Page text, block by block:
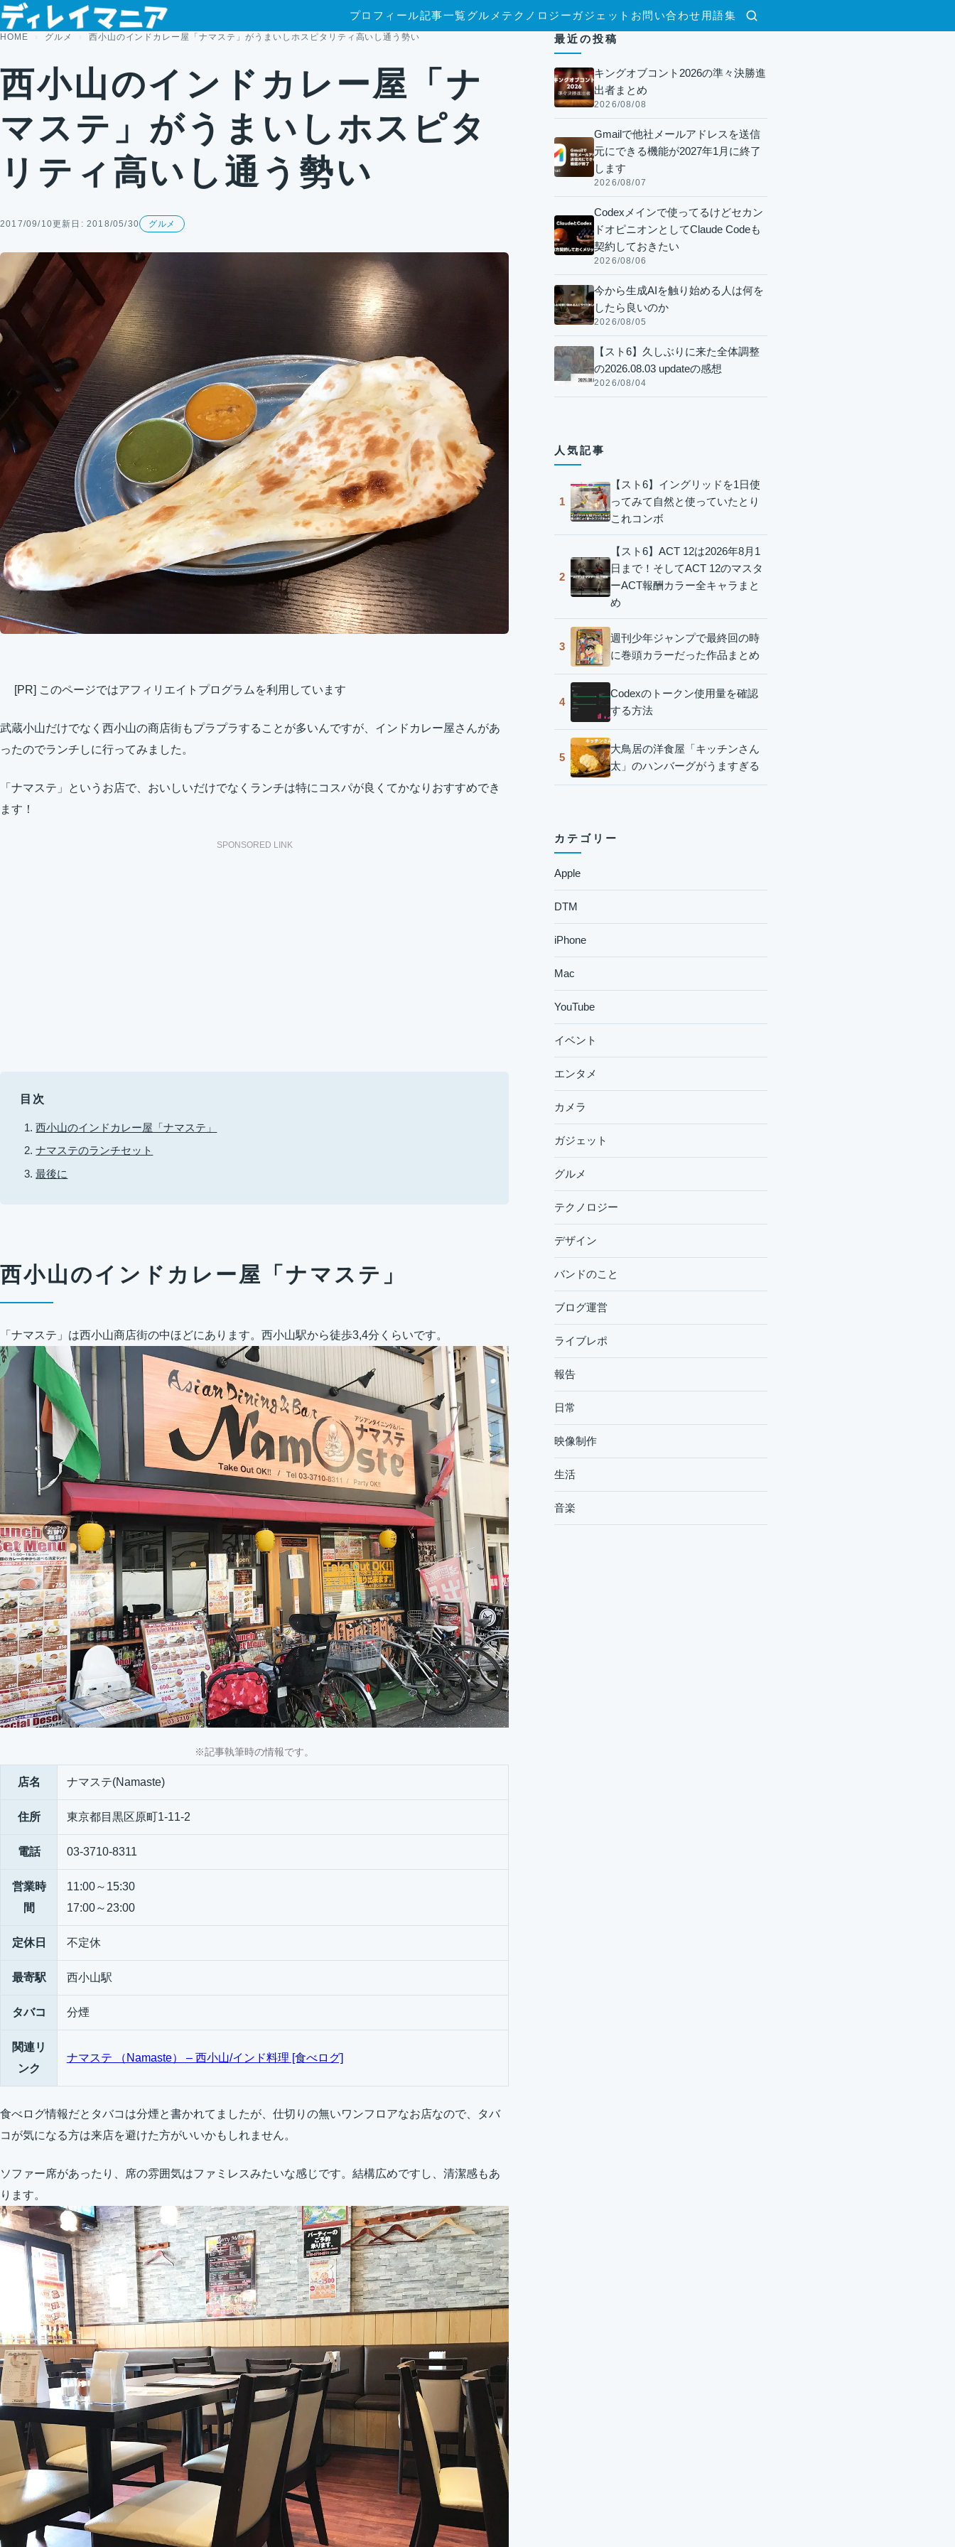
コンテンツへスキップ
検索
プロフィール記事一覧グルメ テクノロジー ガジェット お問い合わせ 用語集
HOME グルメ 西小山のインドカレー屋「ナマステ」がうまいしホスピタリティ高いし通う勢い
西小山のインドカレー屋「ナ
マステ」がうまいしホスピタ
リティ高いし通う勢い
2017/09/10更新日: 2018/05/30 グルメ
[PR] このページではアフィリエイトプログラムを利用しています
武蔵小山だけでなく西小山の商店街もプラプラすることが多いんですが、インドカレー屋さんがあ
ったのでランチしに行ってみました。
「ナマステ」というお店で、おいしいだけでなくランチは特にコスパが良くてかなりおすすめでき
ます！
SPONSORED LINK
目次
西小山のインドカレー屋「ナマステ」
ナマステのランチセット
最後に
西小山のインドカレー屋「ナマステ」
「ナマステ」は西小山商店街の中ほどにあります。西小山駅から徒歩3,4分くらいです。
※記事執筆時の情報です。
店名 ナマステ(Namaste)
住所 東京都目黒区原町1-11-2
電話 03-3710-8311
営業時
間
11:00～15:30
17:00～23:00
定休日 不定休
最寄駅 西小山駅
タバコ 分煙
関連リ
ンク
ナマステ （Namaste） – 西小山/インド料理 [食べログ]
食べログ情報だとタバコは分煙と書かれてましたが、仕切りの無いワンフロアなお店なので、タバ
コが気になる方は来店を避けた方がいいかもしれません。
ソファー席があったり、席の雰囲気はファミレスみたいな感じです。結構広めですし、清潔感もあ
ります。
最近の投稿
キングオブコント2026の準々決勝進
出者まとめ
2026/08/08
Gmailで他社メールアドレスを送信
元にできる機能が2027年1月に終了
します
2026/08/07
Codexメインで使ってるけどセカン
ドオピニオンとしてClaude Codeも
契約しておきたい
2026/08/06
今から生成AIを触り始める人は何を
したら良いのか
2026/08/05
【スト6】久しぶりに来た全体調整
の2026.08.03 updateの感想
2026/08/04
人気記事
1
【スト6】イングリッドを1日使
ってみて自然と使っていたとり
これコンボ
2
【スト6】ACT 12は2026年8月1
日まで！そしてACT 12のマスタ
ーACT報酬カラー全キャラまと
め
3
週刊少年ジャンプで最終回の時
に巻頭カラーだった作品まとめ
4
Codexのトークン使用量を確認
する方法
5
大鳥居の洋食屋「キッチンさん
太」のハンバーグがうますぎる
カテゴリー
Apple
DTM
iPhone
Mac
YouTube
イベント
エンタメ
カメラ
ガジェット
グルメ
テクノロジー
デザイン
バンドのこと
ブログ運営
ライブレポ
報告
日常
映像制作
生活
音楽